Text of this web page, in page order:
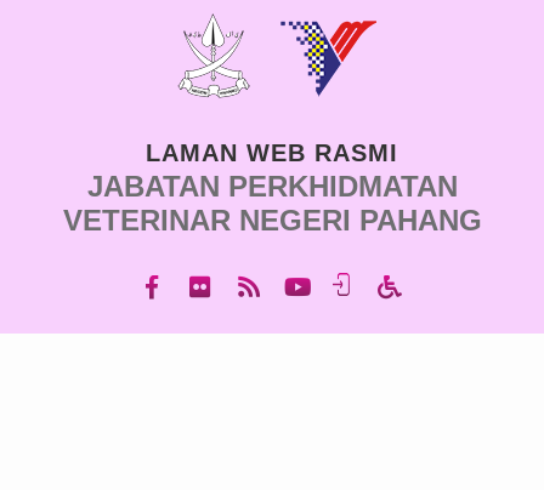
LAMAN WEB RASMI
JABATAN PERKHIDMATAN
VETERINAR NEGERI PAHANG